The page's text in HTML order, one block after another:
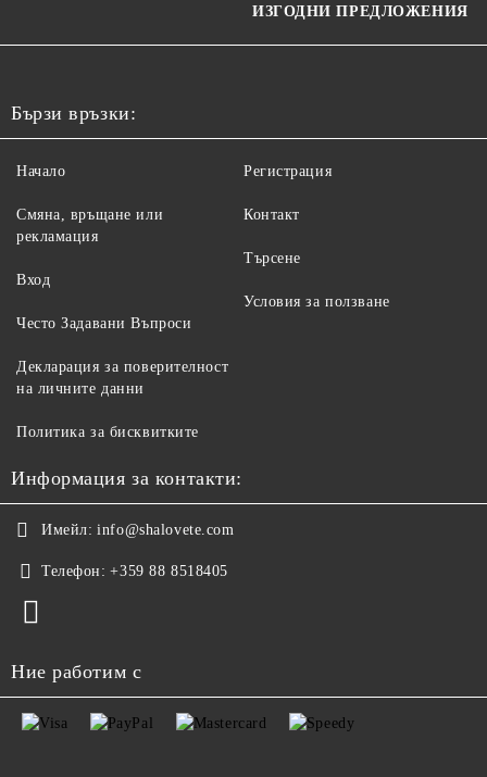
ИЗГОДНИ ПРЕДЛОЖЕНИЯ
Бързи връзки:
Начало
Смяна, връщане или
рекламация
Вход
Често Задавани Въпроси
Регистрация
Контакт
Търсене
Условия за ползване
Декларация за поверителност
на личните данни
Политика за бисквитките
Информация за контакти:
Имейл: info@shalovete.com
Телефон: +359 88 8518405
Ние работим с